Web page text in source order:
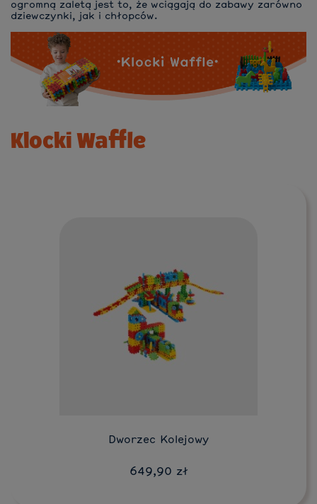
ogromną zaletą jest to, że wciągają do zabawy zarówno
dziewczynki, jak i chłopców.
Klocki Waffle
Dworzec Kolejowy
649,90 zł
Do koszyka